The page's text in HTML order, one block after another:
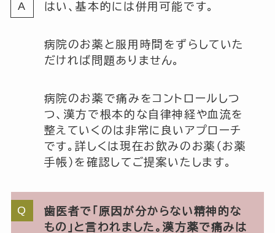
はい、基本的には併用可能です。
病院のお薬と服用時間をずらしていた
だければ問題ありません。
病院のお薬で痛みをコントロールしつ
つ、漢方で根本的な自律神経や血流を
整えていくのは非常に良いアプローチ
です。詳しくは現在お飲みのお薬（お薬
手帳）を確認してご提案いたします。
歯医者で「原因が分からない精神的な
もの」と言われました。漢方薬で痛みは